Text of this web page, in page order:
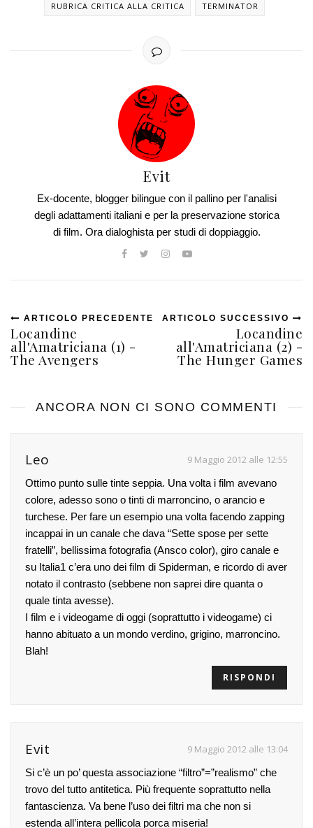
RUBRICA CRITICA ALLA CRITICA TERMINATOR
Evit
Ex-docente, blogger bilingue con il pallino per l'analisi
degli adattamenti italiani e per la preservazione storica
di film. Ora dialoghista per studi di doppiaggio.
ARTICOLO PRECEDENTE
Locandine
all'Amatriciana (1) -
The Avengers
ARTICOLO SUCCESSIVO
Locandine
all'Amatriciana (2) -
The Hunger Games
ANCORA NON CI SONO COMMENTI
Leo 9 Maggio 2012 alle 12:55
Ottimo punto sulle tinte seppia. Una volta i film avevano
colore, adesso sono o tinti di marroncino, o arancio e
turchese. Per fare un esempio una volta facendo zapping
incappai in un canale che dava “Sette spose per sette
fratelli”, bellissima fotografia (Ansco color), giro canale e
su Italia1 c’era uno dei film di Spiderman, e ricordo di aver
notato il contrasto (sebbene non saprei dire quanta o
quale tinta avesse).
I film e i videogame di oggi (soprattutto i videogame) ci
hanno abituato a un mondo verdino, grigino, marroncino.
Blah!
RISPONDI
Evit 9 Maggio 2012 alle 13:04
Si c’è un po’ questa associazione “filtro”=”realismo” che
trovo del tutto antitetica. Più frequente soprattutto nella
fantascienza. Va bene l’uso dei filtri ma che non si
estenda all’intera pellicola porca miseria!